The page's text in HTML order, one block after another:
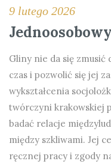
9 lutego 2026
Gliny nie da się zmusić
czas i pozwolić się jej
wykształcenia
twórczyni krakowskiej
badać relacje
między szkliwami. Jej
ręcznej pracy i zgody